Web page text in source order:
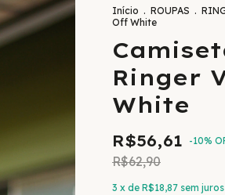
Início . ROUPAS .
Off White
Ringer
White
R$56,61 -10%
R$62,90
3 x de R$18,87 sem juros